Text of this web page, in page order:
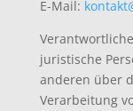
E-Mail:
juristische
anderen über
Verarbeitung